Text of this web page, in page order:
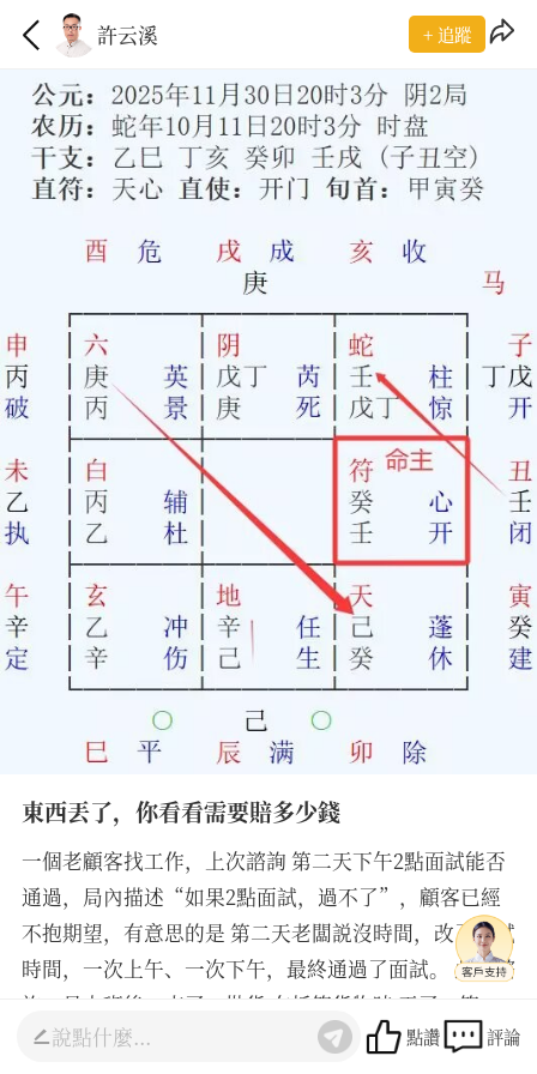
許云溪 + 追蹤
東西丟了，你看看需要賠多少錢
一個老顧客找工作，上次諮詢 第二天下午2點面試能否
通過，局內描述“如果2點面試，過不了”，顧客已經
不抱期望，有意思的是 第二天老闆説沒時間，改了面試
時間，一次上午、一次下午，最終通過了面試。 此次諮
詢，是上班後，來了一批貨 在拆箱貨物時 丟了一箱
貨，想詢問需要配多少錢。 我答：2或3開頭（心想，
點讚 評論